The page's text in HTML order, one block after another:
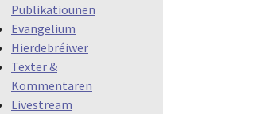
Publikatiounen
Evangelium
Hierdebréiwer
Texter &
Kommentaren
Livestream